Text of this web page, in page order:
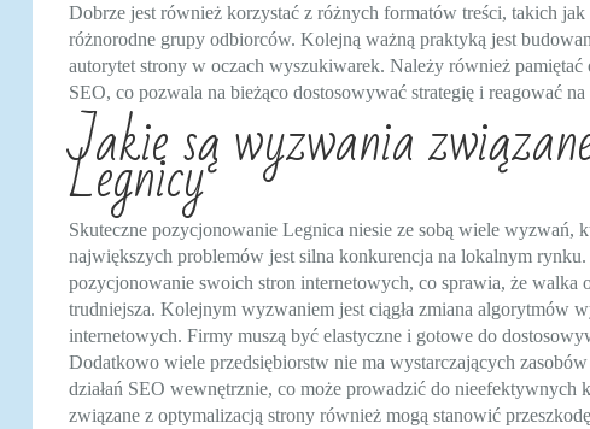
Dobrze jest również korzystać z różnych formatów treści, takich
różnorodne grupy odbiorców. Kolejną ważną praktyką jest
autorytet strony w oczach wyszukiwarek. Należy również
SEO, co pozwala na bieżąco dostosowywać strategię i reagować
Jakie są wyzwania
Legnicy
Skuteczne pozycjonowanie Legnica niesie ze sobą wiele wyzwań,
największych problemów jest silna konkurencja na lokalnym
pozycjonowanie swoich stron internetowych, co sprawia, że
trudniejsza. Kolejnym wyzwaniem jest ciągła zmiana algorytmów
internetowych. Firmy muszą być elastyczne i gotowe do
Dodatkowo wiele przedsiębiorstw nie ma wystarczających
działań SEO wewnętrznie, co może prowadzić do
związane z optymalizacją strony również mogą stanowić